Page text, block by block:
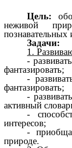
Цель:
неживой
познавательных
Задачи:
1.
-
фантазировать;
-
фантазировать;
-
активный
-
интересов;
-
природе.